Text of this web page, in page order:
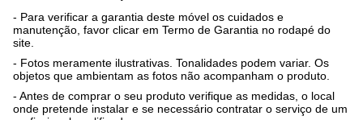
- Para verificar a garantia deste móvel os cuidados e
manutenção, favor clicar em Termo de Garantia no rodapé do
site.
- Fotos meramente ilustrativas. Tonalidades podem variar. Os
objetos que ambientam as fotos não acompanham o produto.
- Antes de comprar o seu produto verifique as medidas, o local
onde pretende instalar e se necessário contratar o serviço de um